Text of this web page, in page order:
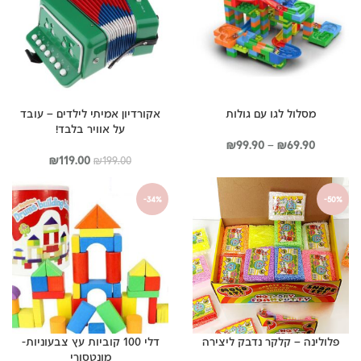
מסלול לגו עם גולות
₪69.90
–
₪99.90
טווח
עד
אקורדיון אמיתי לילדים – עובד
על אוויר בלבד!
₪199.00
המחיר
₪199.00.
₪119.00
המחיר
הוא:
₪119.00.
-50%
פלולינה – קלקר נדבק ליצירה
-34%
דלי 100 קוביות עץ צבעוניות-
מונטסורי